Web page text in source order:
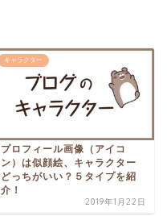
キャラクター
プロフィール画像（アイコ
ン）は似顔絵、キャラクター
どっちがいい？５タイプを紹
介！
2019年1月22日